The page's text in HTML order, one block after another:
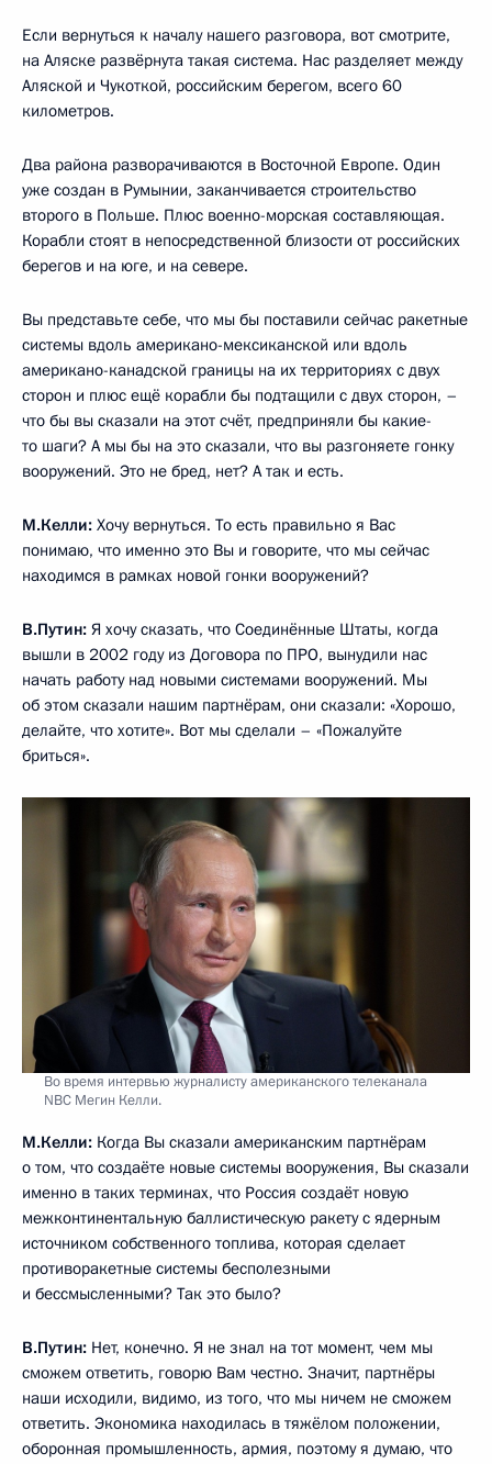
Но я отвечу прямо на Ваш вопрос. Я Вам могу сказать, что
было сказано нашим американским партнёрам на тот
момент и что я лично говорил.
М.Келли:Вы имеете в виду Джорджа Буша-младшего?
В.Путин:Кто был в 2002, 2003, 2004 годах Президентом?
М.Келли: Это продолжалось постоянно? Или только
указали?
В.Путин:На самом деле мы всю плешь проели, говорили
об этом постоянно в течение 15 лет. И было дословно
сказано следующее, почти дословно: я сказал, что мы
не будем сейчас развивать систему противоракетной
обороны, как вы. Во-первых, потому что это очень дорого,
как это всё будет работать, – и вы не знаете, и мы тем
более.
не смогли обнулить наши силы ядерного сдерживания, мы
будем развивать ударные системы, которые будут способны
преодолевать вашу систему противоракетной обороны.
Это было сказано прямо, абсолютно откровенно, без
всякой агрессии, просто я сказал то, что мы будем делать.
И в ответ на это мы услышали: «Мы делаем не против вас,
а вы делайте, что хотите, мы будем исходить из того, что это
не против нас, не против США».
Давайте о сегодняшнем дне поговорим
и о будущем, поскольку вы сегодня сказали, что вы
используете это оружие, если будет совершено нападение
на Россию или ее союзников. Вопрос: вы имели в виду
любое нападение или только ядерный удар по России или
ее союзникам?
Я ещё хочу сказать, что в 2004 году – я сегодня об этом
вспомнил – я на пресс-конференции сказал, что мы будем
развивать, назвал конкретную ракетную систему,
«Авангард» мы её называем.
Сейчас мы её назвали «Авангард», но тогда я просто
сказал, как она работать будет. Но мы надеялись, что
хотя бы это услышат, попробуют с нами как-то обсудить это,
поговорить о совместной работе. Нет, ничего, как будто
ничего не слышали. Сокращение стратегических
наступательных вооружений и система ПРО – это разные